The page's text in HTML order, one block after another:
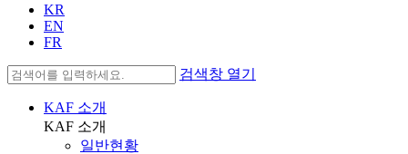
KR
EN
FR
검색창 열기
KAF 소개
KAF 소개
일반현황